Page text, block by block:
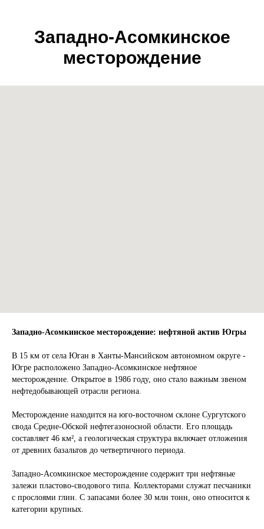
Западно-Асомкинское
месторождение
Западно-Асомкинское месторождение: нефтяной актив Югры
В 15 км от села Юган в Ханты-Мансийском автономном округе -
Югре расположено Западно-Асомкинское нефтяное
месторождение. Открытое в 1986 году, оно стало важным звеном
нефтедобывающей отрасли региона.
Месторождение находится на юго-восточном склоне Сургутского
свода Средне-Обской нефтегазоносной области. Его площадь
составляет 46 км², а геологическая структура включает отложения
от древних базальтов до четвертичного периода.
Западно-Асомкинское месторождение содержит три нефтяные
залежи пластово-сводового типа. Коллекторами служат песчаники
с прослоями глин. С запасами более 30 млн тонн, оно относится к
категории крупных.
Откуда доставляем